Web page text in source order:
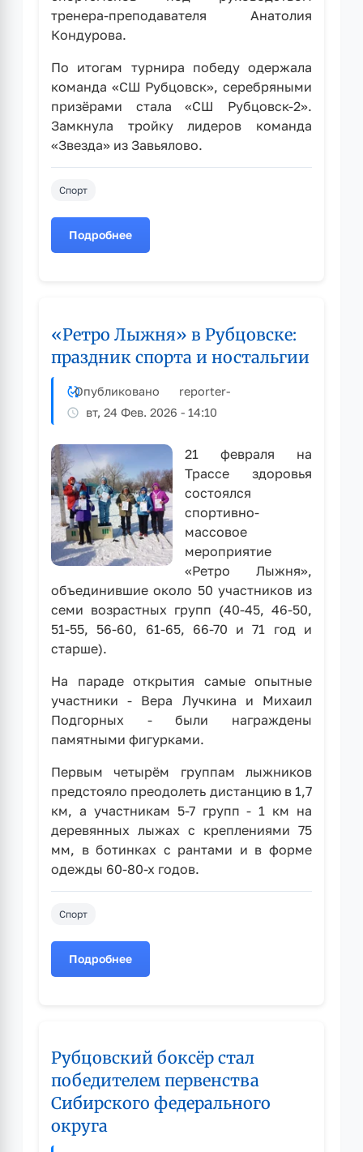
тренера-преподавателя Анатолия
Кондурова.
По итогам турнира победу одержала
команда «СШ Рубцовск», серебряными
призёрами стала «СШ Рубцовск-2».
Замкнула тройку лидеров команда
«Звезда» из Завьялово.
Спорт
Подробнее
о
призовые
места
межмуниципальных
«Ретро Лыжня» в Рубцовске:
праздник спорта и ностальгии
Опубликовано reporter-
вт, 24 Фев. 2026 - 14:10
21 февраля на
Трассе здоровья
состоялся
спортивно-
массовое
мероприятие
«Ретро Лыжня»,
объединившие около 50 участников из
семи возрастных групп (40-45, 46-50,
51-55, 56-60, 61-65, 66-70 и 71 год и
старше).
На параде открытия самые опытные
участники - Вера Лучкина и Михаил
Подгорных - были награждены
памятными фигурками.
Первым четырём группам лыжников
предстояло преодолеть дистанцию в 1,7
км, а участникам 5-7 групп - 1 км на
деревянных лыжах с креплениями 75
мм, в ботинках с рантами и в форме
одежды 60-80-х годов.
Спорт
Подробнее
о
праздник
спорта
и
ностальгии
Рубцовский боксёр стал
победителем первенства
Сибирского федерального
округа